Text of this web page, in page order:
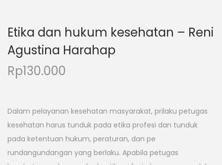
Etika dan hukum kesehatan – Reni
Agustina Harahap
Rp130.000
Dalam pelayanan kesehatan masyarakat, prilaku petugas
kesehatan harus tunduk pada etika profesi dan tunduk
pada ketentuan hukum, peraturan, dan pe
rundangundangan yang berlaku. Apabila petugas